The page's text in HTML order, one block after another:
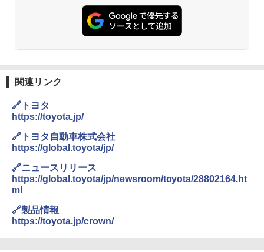
関連リンク
🔗トヨタ
https://toyota.jp/
🔗トヨタ自動車株式会社
https://global.toyota/jp/
🔗ニュースリリース
https://global.toyota/jp/newsroom/toyota/28802164.ht
ml
🔗製品情報
https://toyota.jp/crown/